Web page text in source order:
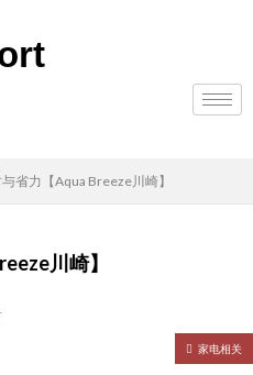
省力【Aqua Breeze川崎】
川崎】
家电相关